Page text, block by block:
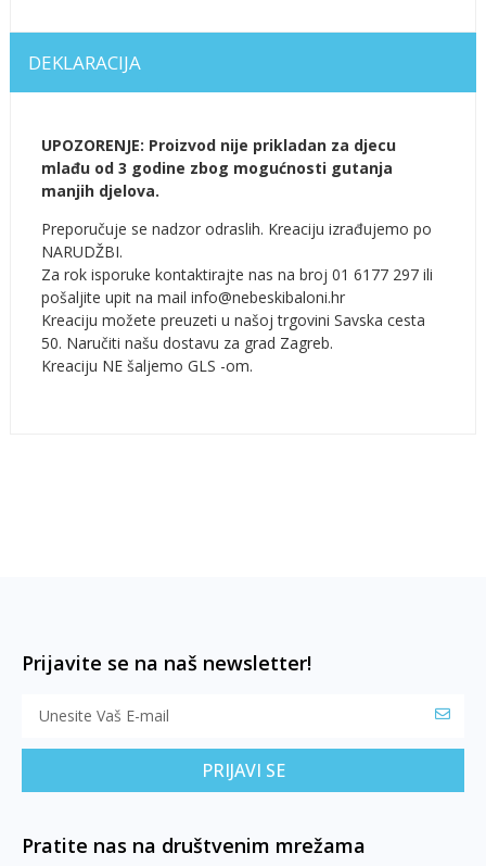
DEKLARACIJA
UPOZORENJE: Proizvod nije prikladan za djecu
mlađu od 3 godine zbog mogućnosti gutanja
manjih djelova.
Preporučuje se nadzor odraslih. Kreaciju izrađujemo po
NARUDŽBI.
Za rok isporuke kontaktirajte nas na broj 01 6177 297 ili
pošaljite upit na mail info@nebeskibaloni.hr
Kreaciju možete preuzeti u našoj trgovini Savska cesta
50. Naručiti našu dostavu za grad Zagreb.
Kreaciju NE šaljemo GLS -om.
Prijavite se na naš newsletter!
PRIJAVI SE
Pratite nas na društvenim mrežama